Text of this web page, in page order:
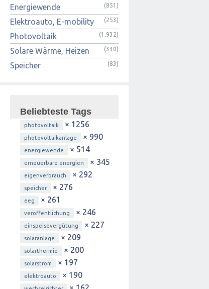
Energiewende
(851)
Elektroauto, E-mobility (253)
Photovoltaik (1,932)
Solare Wärme, Heizen (330)
Speicher (83)
Beliebteste Tags
photovoltaik × 1256
photovoltaikanlage × 990
energiewende × 514
erneuerbare energien × 345
eigenverbrauch × 292
speicher × 276
eeg × 261
veröffentlichung × 246
einspeisevergütung × 227
solaranlage × 209
solarthermie × 200
solarstrom × 197
elektroauto × 190